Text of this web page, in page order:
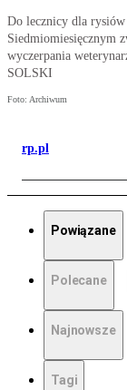
Do lecznicy dla
Siedmiomiesięcznym
wyczerpania
SOLSKI
Foto: Archiwum
rp.pl
Powiązane
Polecane
Najnowsze
Tagi